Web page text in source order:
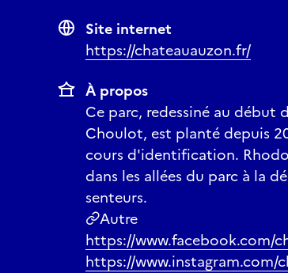
Site internet
https://chateauauzon.fr/
À propos
Ce parc, redessiné au début
Choulot, est planté depuis
cours d'identification.
dans les allées du parc à la
senteurs.
Autre
https://www.facebook.com/
https://www.instagram.com/